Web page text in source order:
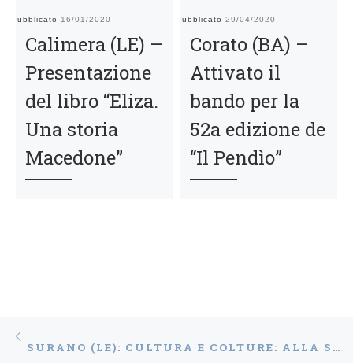
Pubblicato 16/01/2020
Calimera (LE) –
Presentazione
del libro “Eliza.
Una storia
Macedone”
Pubblicato 29/04/2020
Corato (BA) –
Attivato il
bando per la
52a edizione de
“Il Pendìo”
Navigazione articoli
Articolo precedente SURANO (LE): CULTURA E COLTURE: ALLA SCOPERTA DEL FIORE PERDUTO